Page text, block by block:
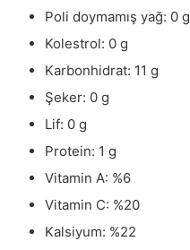
Poli doymamış yağ: 0 g
Kolestrol: 0 g
Karbonhidrat: 11 g
Şeker: 0 g
Lif: 0 g
Protein: 1 g
Vitamin A: %6
Vitamin C: %20
Kalsiyum: %22